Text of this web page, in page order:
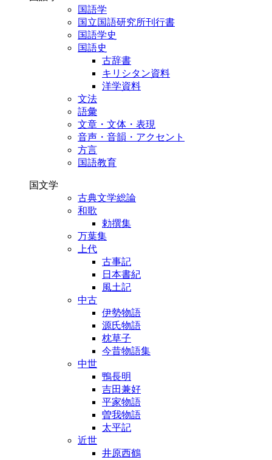
国語学
国立国語研究所刊行書
国語学史
国語史
古辞書
キリシタン資料
洋学資料
文法
語彙
文章・文体・表現
音声・音韻・アクセント
方言
国語教育
国文学
古典文学総論
和歌
勅撰集
万葉集
上代
古事記
日本書紀
風土記
中古
伊勢物語
源氏物語
枕草子
今昔物語集
中世
鴨長明
吉田兼好
平家物語
曽我物語
太平記
近世
井原西鶴